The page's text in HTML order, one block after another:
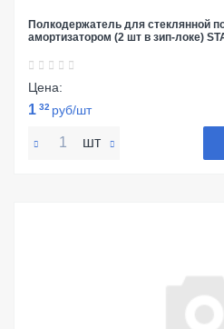
Полкодержатель для стеклянной
амортизатором (2 шт в зип-локе)
Цена:
1 32 руб/шт
шт